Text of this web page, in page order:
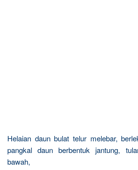
Helaian daun bulat telur melebar,
pangkal daun berbentuk jantung,
bawah,